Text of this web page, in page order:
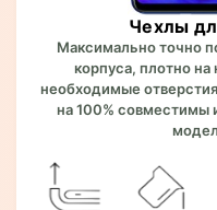
Чехлы
Максимально точно
корпуса, плотно
необходимые
на 100% совместимы